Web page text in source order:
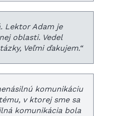
Lektor Adam je
oblasti. Vedel
Veľmi ďakujem.“
komunikáciu
v ktorej sme sa
komunikácia bola